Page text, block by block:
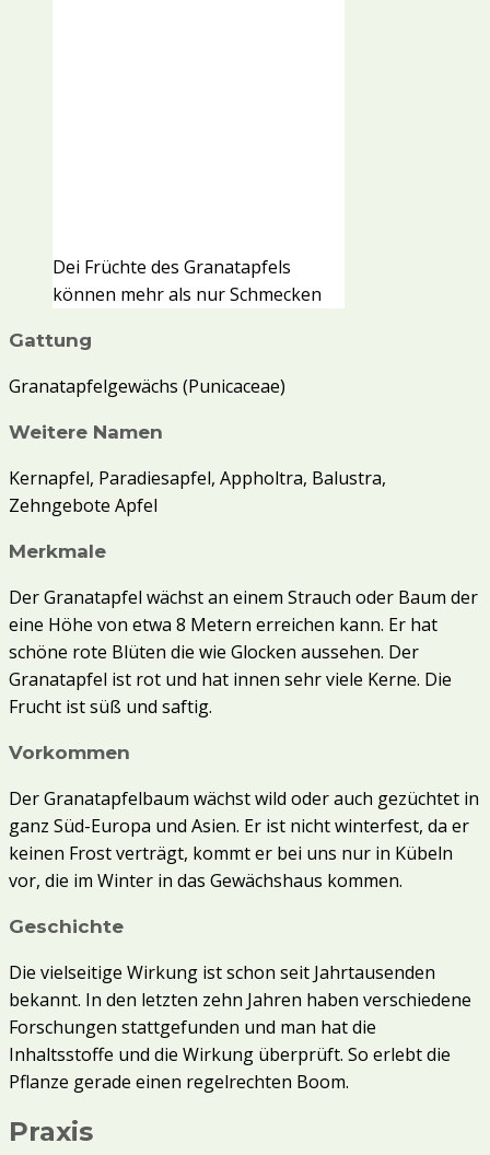
Dei Früchte des Granatapfels
können mehr als nur Schmecken
Gattung
Granatapfelgewächs (Punicaceae)
Weitere Namen
Kernapfel, Paradiesapfel, Appholtra, Balustra,
Zehngebote Apfel
Merkmale
Der Granatapfel wächst an einem Strauch oder Baum der
eine Höhe von etwa 8 Metern erreichen kann. Er hat
schöne rote Blüten die wie Glocken aussehen. Der
Granatapfel ist rot und hat innen sehr viele Kerne. Die
Frucht ist süß und saftig.
Vorkommen
Der Granatapfelbaum wächst wild oder auch gezüchtet in
ganz Süd-Europa und Asien. Er ist nicht winterfest, da er
keinen Frost verträgt, kommt er bei uns nur in Kübeln
vor, die im Winter in das Gewächshaus kommen.
Geschichte
Die vielseitige Wirkung ist schon seit Jahrtausenden
bekannt. In den letzten zehn Jahren haben verschiedene
Forschungen stattgefunden und man hat die
Inhaltsstoffe und die Wirkung überprüft. So erlebt die
Pflanze gerade einen regelrechten Boom.
Praxis